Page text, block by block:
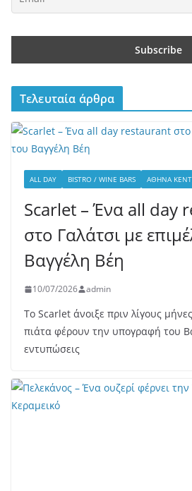
Τελευταία άρθρα
ALL DAY BISTRO / WINE BARS ΑΘΉΝΑ
Scarlet – Ένα all day
στο Γαλάτσι με
Βαγγέλη Βέη
10/07/2026 admin
Το Scarlet άνοιξε πριν λίγους
πιάτα φέρουν την υπογραφή του
εντυπώσεις